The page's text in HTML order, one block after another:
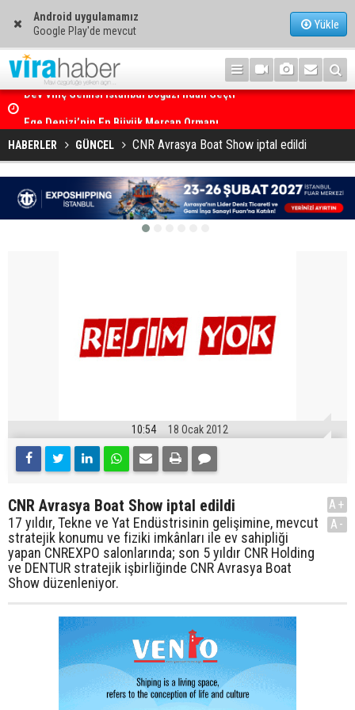
Android uygulamamız
Google Play'de mevcut
Yükle
HABERLER GÜNCEL CNR Avrasya Boat Show iptal edildi
10:54 18 Ocak 2012
CNR Avrasya Boat Show iptal edildi
17 yıldır, Tekne ve Yat Endüstrisinin gelişimine, mevcut
stratejik konumu ve fiziki imkânları ile ev sahipliği
yapan CNREXPO salonlarında; son 5 yıldır CNR Holding
ve DENTUR stratejik işbirliğinde CNR Avrasya Boat
Show düzenleniyor.
A+
A-